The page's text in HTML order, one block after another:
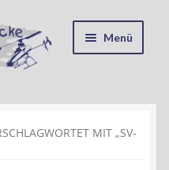
Menü
MIT „SV-